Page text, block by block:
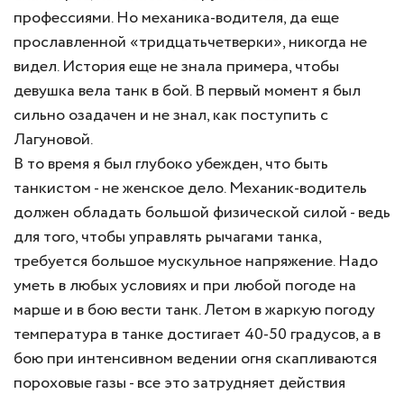
профессиями. Но механика-водителя, да еще
прославленной «тридцатьчетверки», никогда не
видел. История еще не знала примера, чтобы
девушка вела танк в бой. В первый момент я был
сильно озадачен и не знал, как поступить с
Лагуновой.
В то время я был глубоко убежден, что быть
танкистом - не женское дело. Механик-водитель
должен обладать большой физической силой - ведь
для того, чтобы управлять рычагами танка,
требуется большое мускульное напряжение. Надо
уметь в любых условиях и при любой погоде на
марше и в бою вести танк. Летом в жаркую погоду
температура в танке достигает 40-50 градусов, а в
бою при интенсивном ведении огня скапливаются
пороховые газы - все это затрудняет действия